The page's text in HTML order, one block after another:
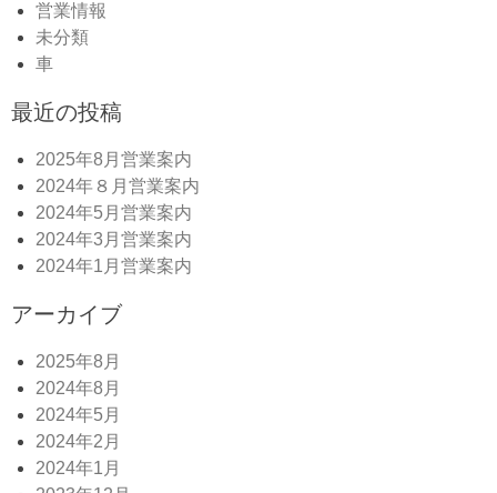
営業情報
未分類
車
最近の投稿
2025年8月営業案内
2024年８月営業案内
2024年5月営業案内
2024年3月営業案内
2024年1月営業案内
アーカイブ
2025年8月
2024年8月
2024年5月
2024年2月
2024年1月